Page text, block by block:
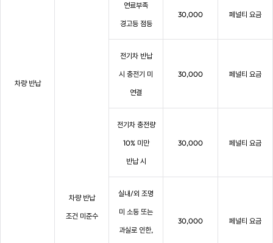
차량 반납
차량 반납
조건 미준수
연료부족
경고등 점등
30,000 페널티 요금
전기차 반납
시 충전기 미
연결
30,000 페널티 요금
전기차 충전량
10% 미만
반납 시
30,000 페널티 요금
실내/외 조명
미 소등 또는
과실로 인한,
30,000 페널티 요금